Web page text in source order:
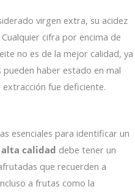
virgen extra, su acidez
Cualquier cifra por encima de
no es de la mejor calidad, ya
pueden haber estado en mal
fue deficiente.
esenciales para identificar un
alta calidad debe tener un
que recuerden a
a frutas como la